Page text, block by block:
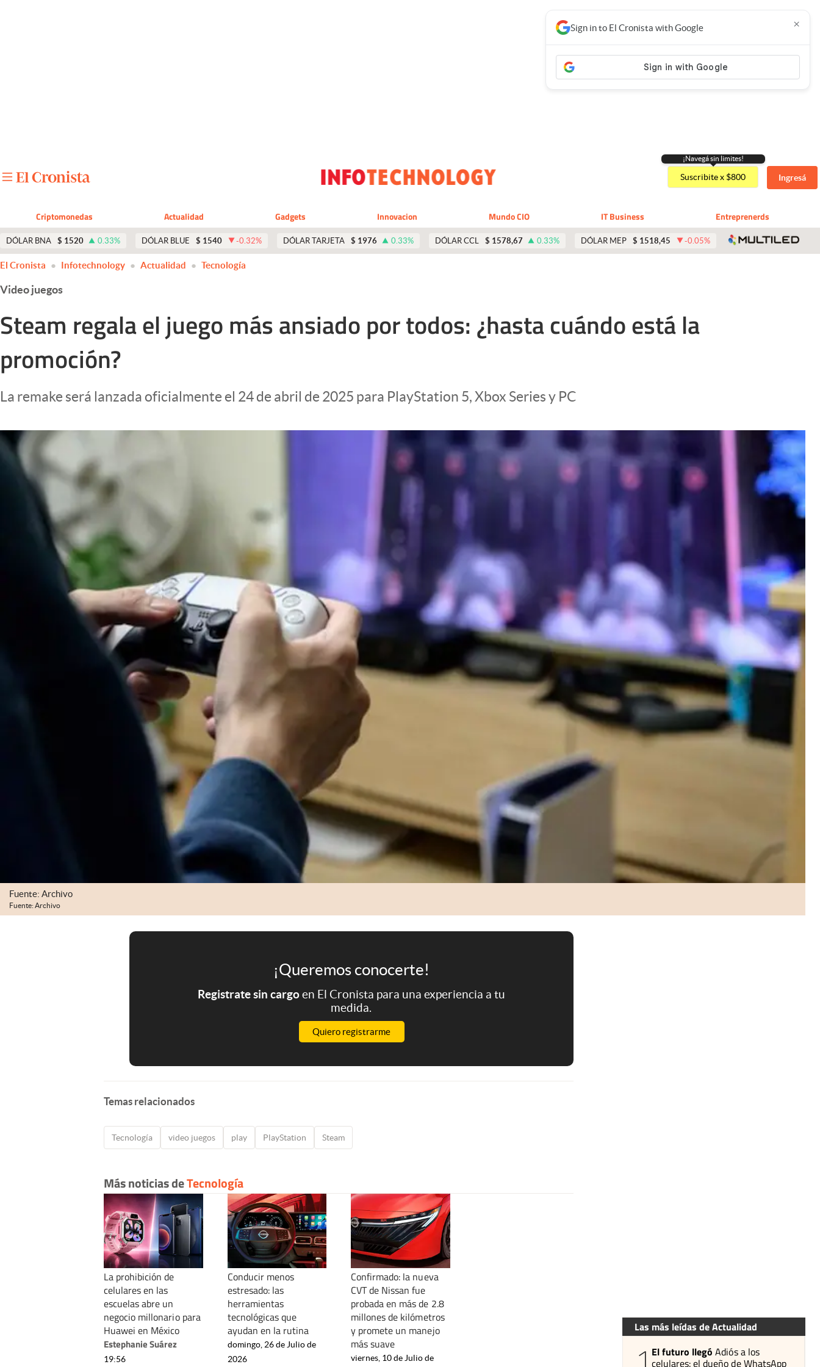
Apertura
Clima
Eventos Corporativos
El Cronista Studio
abre en nueva pestaña
¡Navegá sin limites!
Suscribite x $800 Ingresá
Criptomonedas Actualidad Gadgets Innovacion Mundo CIO IT Business Entreprenerds
DÓLAR BNA $ 1520 0.33% DÓLAR BLUE $ 1540 -0.32% DÓLAR TARJETA $ 1976 0.33% DÓLAR CCL $ 1578,67 0.33% DÓLAR MEP $ 1518,45 -0.05%
Sign in to El Cronista with Google ×
El Cronista Infotechnology Actualidad Tecnología
Video juegos
Steam regala el juego más ansiado por todos: ¿hasta cuándo está la
promoción?
La remake será lanzada oficialmente el 24 de abril de 2025 para PlayStation 5, Xbox Series y PC
Fuente: Archivo
Fuente: Archivo
¡Queremos conocerte!
Registrate sin cargoen El Cronista para una experiencia a tu
medida.
Quiero registrarme
Temas relacionados
Tecnología video juegos play PlayStation Steam
Más noticias deTecnología
La prohibición de
celulares en las
escuelas abre un
negocio millonario para
Huawei en México
Estephanie Suárez
19:56
Conducir menos
estresado: las
herramientas
tecnológicas que
ayudan en la rutina
domingo, 26 de Julio de
2026
Confirmado: la nueva
CVT de Nissan fue
probada en más de 2.8
millones de kilómetros
y promete un manejo
más suave
viernes, 10 de Julio de
Las más leídas de Actualidad
El futuro llegó Adiós a los
celulares: el dueño de WhatsApp